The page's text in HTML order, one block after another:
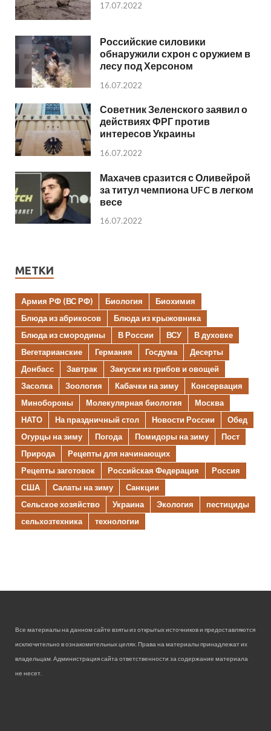
17.07.2022
Российские силовики
обнаружили схрон с оружием в
лесу под Херсоном
16.07.2022
Советник Зеленского заявил о
действиях ФРГ против
интересов Украины
16.07.2022
Махачев сразится с Оливейрой
за титул чемпиона UFC в легком
весе
16.07.2022
МЕТКИ
Армия РФ (ВС РФ) Биология
Биохимия
Блюда из абрикосов
Блюда из крыжовника
Блюда из смородины
В России ВСУ
В духовке
Вегетарианские
Германия Госдума
Десерты
Донбасс
Завтрак
Закуски из грибов и овощей
Засолка
Зоология Кабачки на зиму
Консервация
Минобороны
Молекулярная биология
Москва
НАТО
На праздничный стол Новости России
Обед
Огурцы на зиму
Погода Помидоры на зиму
Пост
Природа
Рецепты для начинающих
Рецепты заготовок
Российская Федерация
Россия
США
Салаты на зиму
Санкции
Сельское хозяйство
Украина Экология
пестициды
сельхозтехника
технологии
Все материалы на данном сайте взяты из открытых источников и предоставляются
исключительно в ознакомительных целях. Права на материалы принадлежат их
владельцам. Администрация сайта ответственности за содержание материала
не несет.